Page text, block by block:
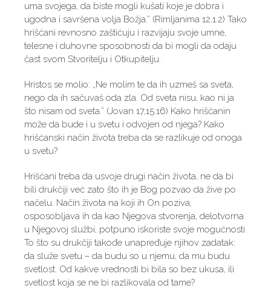
uma svojega, da biste mogli kušati koje je dobra i
ugodna i savršena volja Božja.” (Rimljanima 12,1.2) Tako
hrišćani revnosno zaštićuju i razvijaju svoje umne,
telesne i duhovne sposobnosti da bi mogli da odaju
čast svom Stvoritelju i Otkupitelju.
Hristos se molio: „Ne molim te da ih uzmeš sa sveta,
nego da ih sačuvaš oda zla. Od sveta nisu, kao ni ja
što nisam od sveta.” (Jovan 17,15.16) Kako hrišćanin
može da bude i u svetu i odvojen od njega? Kako
hrišćanski način života treba da se razlikuje od onoga
u svetu?
Hrišćani treba da usvoje drugi način života, ne da bi
bili drukčiji već zato što ih je Bog pozvao da žive po
načelu. Način života na koji ih On poziva,
osposobljava ih da kao Njegova stvorenja, delotvorna
u Njegovoj službi, potpuno iskoriste svoje mogućnosti.
To što su drukčiji takođe unapređuje njihov zadatak:
da služe svetu – da budu so u njemu, da mu budu
svetlost. Od kakve vrednosti bi bila so bez ukusa, ili
svetlost koja se ne bi razlikovala od tame?